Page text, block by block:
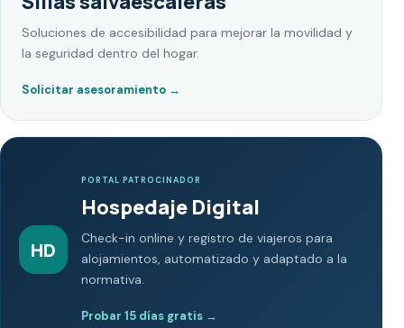
Soluciones de accesibilidad para mejorar la movilidad y
la seguridad dentro del hogar.
Solicitar asesoramiento →
HD
PORTAL PATROCINADOR
Hospedaje Digital
Check-in online y registro de viajeros para
alojamientos, automatizado y adaptado a la
normativa.
Probar 15 días gratis →